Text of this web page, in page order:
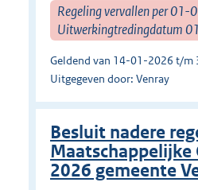
Regeling vervallen per
Uitwerkingtredingdatum
Geldend van 14-01-2026 t/m
Uitgegeven door: Venray
Besluit nadere
Maatschappelijke
2026 gemeente